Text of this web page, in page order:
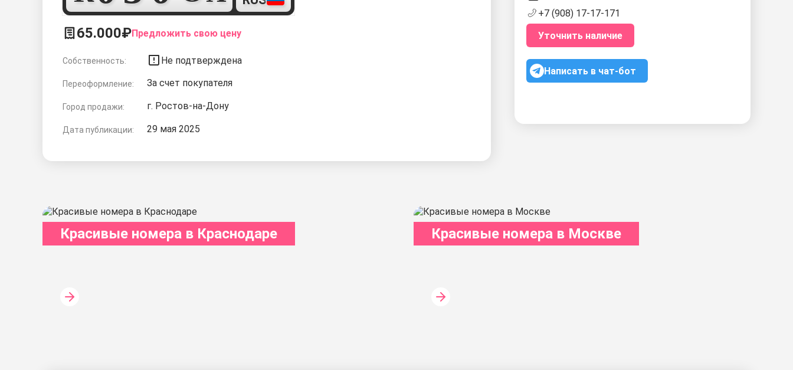
65.000₽Предложить свою цену
Собственность: Не подтверждена
Переоформление: За счет покупателя
Город продажи: г. Ростов-на-Дону
Дата публикации: 29 мая 2025
+7 (908) 17-17-171
Уточнить наличие
Написать в чат-бот
Красивые номера в Краснодаре Красивые номера в Москве